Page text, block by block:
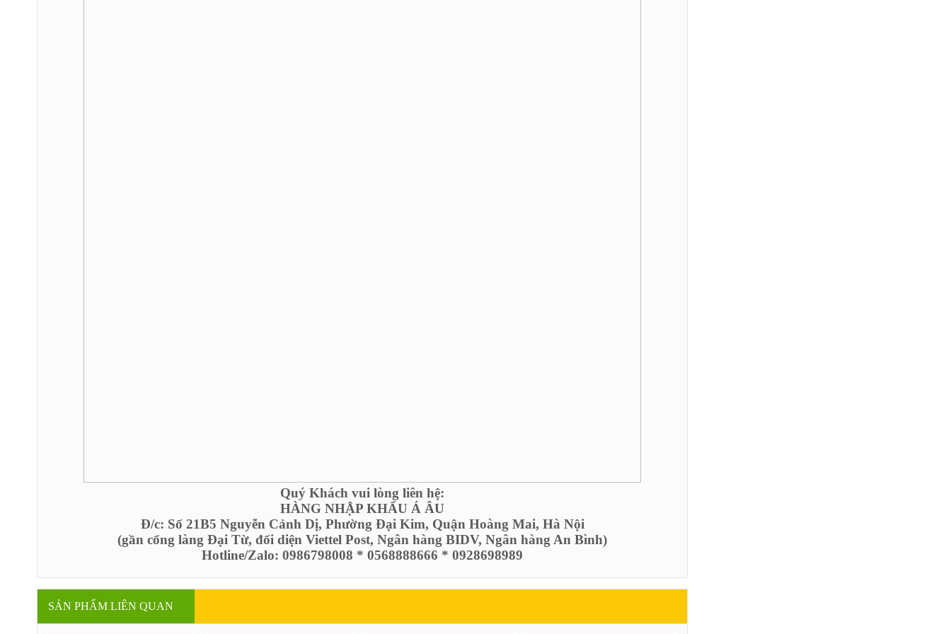
Quý Khách vui lòng liên hệ:
HÀNG NHẬP KHẨU Á ÂU
Đ/c: Số 21B5 Nguyễn Cảnh Dị, Phường Đại Kim, Quận Hoàng Mai, Hà Nội
(gần cổng làng Đại Từ, đối diện Viettel Post, Ngân hàng BIDV, Ngân hàng An Bình)
Hotline/Zalo: 0986798008 * 0568888666 * 0928698989
SẢN PHẨM LIÊN QUAN